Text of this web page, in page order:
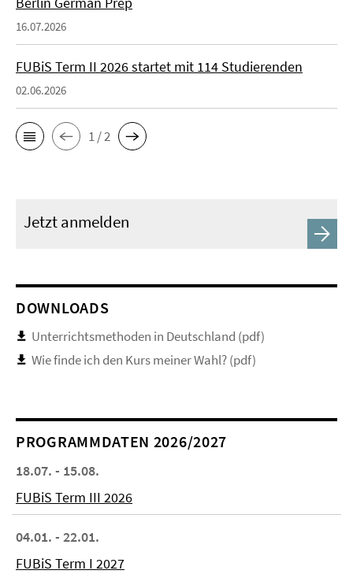
16.07.2026
FUBiS Term II 2026 startet mit 114 Studierenden
02.06.2026
1 / 2
Jetzt anmelden
DOWNLOADS
Unterrichtsmethoden in Deutschland (pdf)
Wie finde ich den Kurs meiner Wahl? (pdf)
PROGRAMMDATEN 2026/2027
18.07. - 15.08.
FUBiS Term III 2026
04.01. - 22.01.
FUBiS Term I 2027